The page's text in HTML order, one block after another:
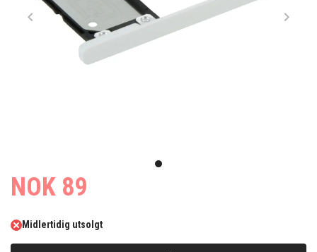
item
of
1
NOK 89
Midlertidig utsolgt